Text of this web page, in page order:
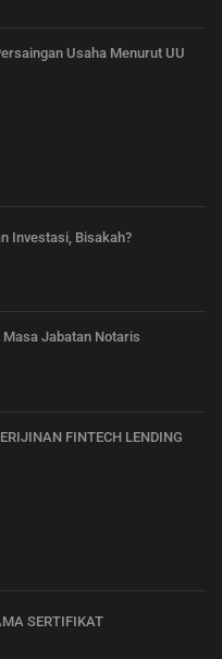
Usaha Menurut UU
Investasi, Bisakah?
Jabatan Notaris
FINTECH LENDING
SERTIFIKAT